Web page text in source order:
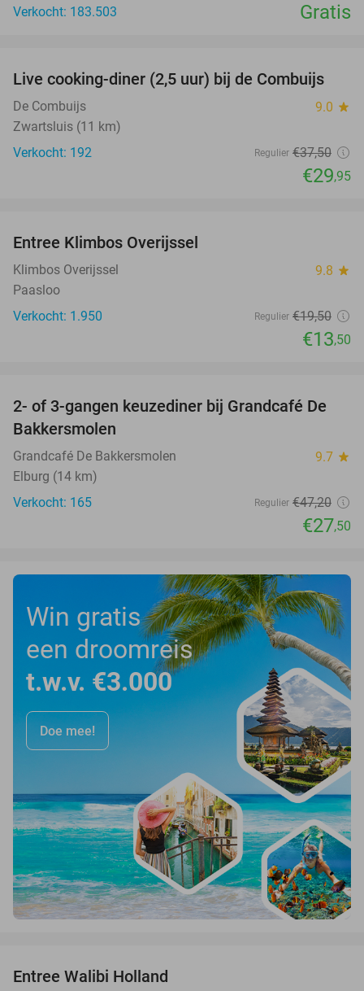
Verkocht: 183.503
Gratis
20%
Live cooking-diner (2,5 uur) bij de Combuijs
De Combuijs 9.0 star
Zwartsluis (11 km)
Verkocht: 192
Regulier €37,50
€29,95
Entree Klimbos Overijssel
Klimbos Overijssel 9.8 star
Paasloo
Verkocht: 1.950
Regulier €19,50
€13,50
42%
2- of 3-gangen keuzediner bij Grandcafé De
Bakkersmolen
Grandcafé De Bakkersmolen 9.7 star
Elburg (14 km)
Verkocht: 165
Regulier €47,20
€27,50
Win gratis
een droomreis
t.w.v. €3.000
Doe mee!
Entree Walibi Holland